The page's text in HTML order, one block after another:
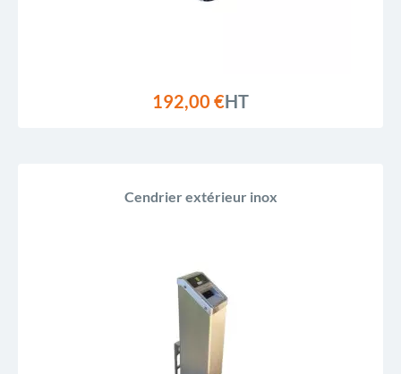
192,00 €HT
Cendrier extérieur inox